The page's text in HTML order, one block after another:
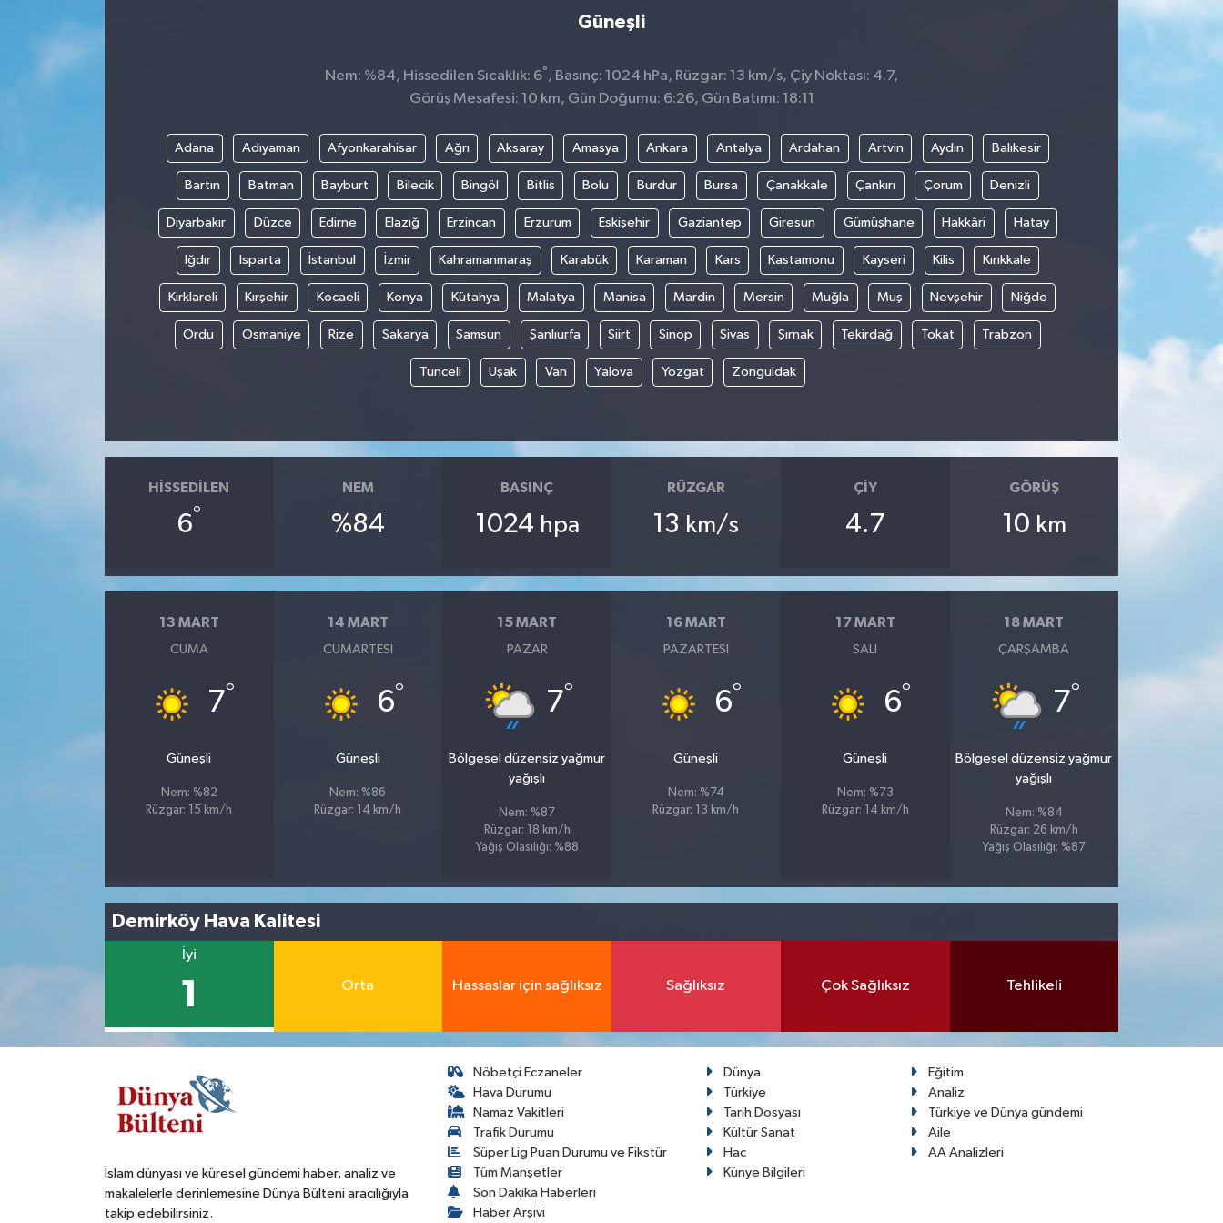
Güneşli
Nem: %84, Hissedilen Sıcaklık: 6° , Basınç: 1024 hPa, Rüzgar: 13 km/s, Çiy Noktası: 4.7,
Görüş Mesafesi: 10 km, Gün Doğumu: 6:26, Gün Batımı: 18:11
Adana Adıyaman Afyonkarahisar Ağrı Aksaray Amasya Ankara Antalya Ardahan Artvin Aydın Balıkesir
Bartın Batman Bayburt Bilecik Bingöl Bitlis Bolu Burdur Bursa Çanakkale Çankırı Çorum Denizli
Diyarbakır Düzce Edirne Elazığ Erzincan Erzurum Eskişehir Gaziantep Giresun Gümüşhane Hakkâri Hatay
Iğdır Isparta İstanbul İzmir Kahramanmaraş Karabük Karaman Kars Kastamonu Kayseri Kilis Kırıkkale
Kırklareli Kırşehir Kocaeli Konya Kütahya Malatya Manisa Mardin Mersin Muğla Muş Nevşehir Niğde
Ordu Osmaniye Rize Sakarya Samsun Şanlıurfa Siirt Sinop Sivas Şırnak Tekirdağ Tokat Trabzon
Tunceli Uşak Van Yalova Yozgat Zonguldak
HISSEDILEN
6°
NEM
%84
BASINÇ
1024 hpa
RÜZGAR
13 km/s
ÇIY
4.7
GÖRÜŞ
10 km
13 MART
CUMA
7°
Güneşli
Nem: %82
Rüzgar: 15 km/h
14 MART
CUMARTESI
6°
Güneşli
Nem: %86
Rüzgar: 14 km/h
15 MART
PAZAR
7°
Bölgesel düzensiz yağmur
yağışlı
Nem: %87
Rüzgar: 18 km/h
Yağış Olasılığı: %88
16 MART
PAZARTESI
6°
Güneşli
Nem: %74
Rüzgar: 13 km/h
17 MART
SALI
6°
Güneşli
Nem: %73
Rüzgar: 14 km/h
18 MART
ÇARŞAMBA
7°
Bölgesel düzensiz yağmur
yağışlı
Nem: %84
Rüzgar: 26 km/h
Yağış Olasılığı: %87
Demirköy Hava Kalitesi
İyi
1 Orta Hassaslar için sağlıksız Sağlıksız Çok Sağlıksız Tehlikeli
İslam dünyası ve küresel gündemi haber, analiz ve
makalelerle derinlemesine Dünya Bülteni aracılığıyla
takip edebilirsiniz.
Nöbetçi Eczaneler
Hava Durumu
Namaz Vakitleri
Trafik Durumu
Süper Lig Puan Durumu ve Fikstür
Tüm Manşetler
Son Dakika Haberleri
Haber Arşivi
Dünya
Eğitim
Türkiye
Analiz
Tarih Dosyası
Türkiye ve Dünya gündemi
Kültür Sanat
Aile
Hac
AA Analizleri
Künye Bilgileri